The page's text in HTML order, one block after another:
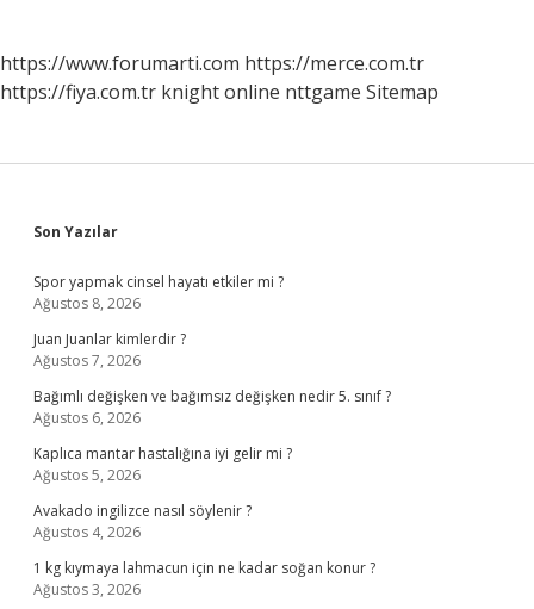
https://www.forumarti.com https://merce.com.tr
https://fiya.com.tr knight online nttgame Sitemap
Sidebar
Son Yazılar
Spor yapmak cinsel hayatı etkiler mi ?
Ağustos 8, 2026
Juan Juanlar kimlerdir ?
Ağustos 7, 2026
Bağımlı değişken ve bağımsız değişken nedir 5. sınıf ?
Ağustos 6, 2026
Kaplıca mantar hastalığına iyi gelir mi ?
Ağustos 5, 2026
Avakado ingilizce nasıl söylenir ?
Ağustos 4, 2026
1 kg kıymaya lahmacun için ne kadar soğan konur ?
Ağustos 3, 2026